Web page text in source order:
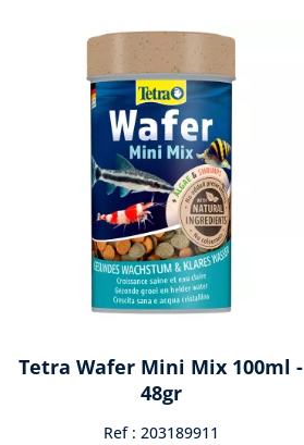
Tetra Wafer Mini Mix 100ml -
48gr
Ref : 203189911